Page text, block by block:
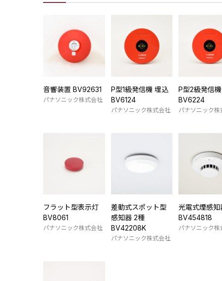
音響装置 BV92631
パナソニック株式会社
P型1級発信機 埋込
BV6124
パナソニック株式会社
P型2級発信
BV6224
パナソニック株
フラット型表示灯
BV8061
パナソニック株式会社
差動式スポット型
感知器 2種
BV42208K
パナソニック株式会社
光電式煙感知
BV454818
パナソニック株